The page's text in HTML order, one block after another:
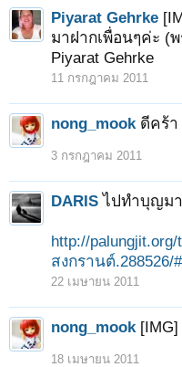
Piyarat Gehrke
มาฝากเพื่อนๆค่ะ (
Piyarat Gehrke
11 กรกฎาคม 2011
nong_mook ดีคร้า
3 กรกฎาคม 2011
DARIS ไปทำบุญม
http://
สงกรานต์.288526/
22 เมษายน 2011
nong_mook [IMG]
18 เมษายน 2011